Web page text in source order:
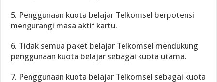
5. Penggunaan kuota belajar Telkomsel berpotensi
mengurangi masa aktif kartu.
6. Tidak semua paket belajar Telkomsel mendukung
penggunaan kuota belajar sebagai kuota utama.
7. Penggunaan kuota belajar Telkomsel sebagai kuota